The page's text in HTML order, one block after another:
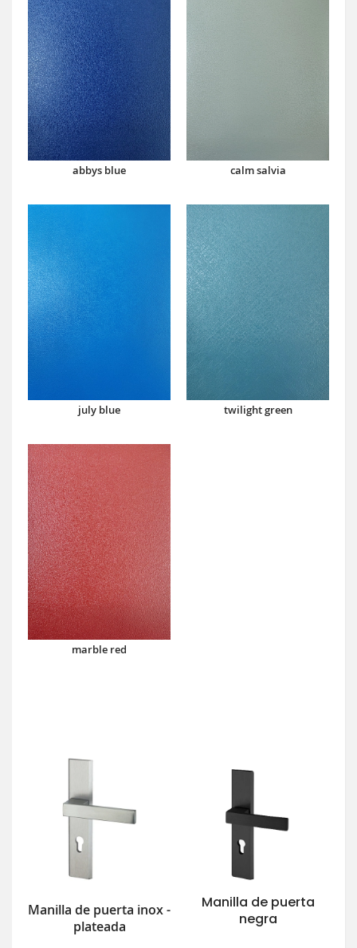
abbys blue calm salvia
july blue twilight green
marble red
Manilla de puerta inox -
plateada
Manilla de puerta
negra